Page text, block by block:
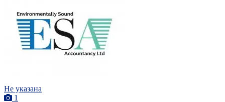
Не указана
1